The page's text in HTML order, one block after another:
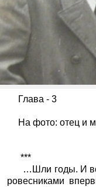
Глава - 3
На фото: отец и
***
…Шли годы. И
ровесниками